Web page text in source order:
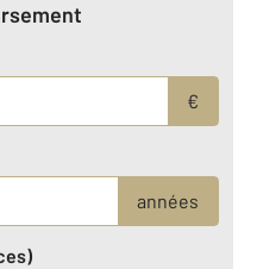
€
années